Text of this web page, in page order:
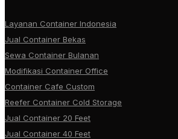
Layanan Container Indonesia
Jual Container Bekas
Sewa Container Bulanan
Modifikasi Container Office
Container Cafe Custom
Reefer Container Cold Storage
Jual Container 20 Feet
Jual Container 40 Feet